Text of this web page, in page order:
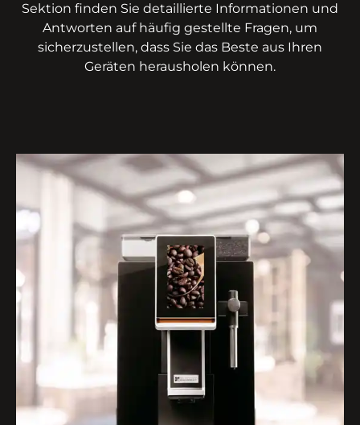
Sektion finden Sie detaillierte Informationen und
Antworten auf häufig gestellte Fragen, um
sicherzustellen, dass Sie das Beste aus Ihren
Geräten herausholen können.